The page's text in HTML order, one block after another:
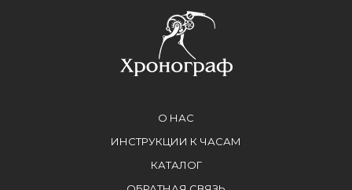
О НАС
ИНСТРУКЦИИ К ЧАСАМ
КАТАЛОГ